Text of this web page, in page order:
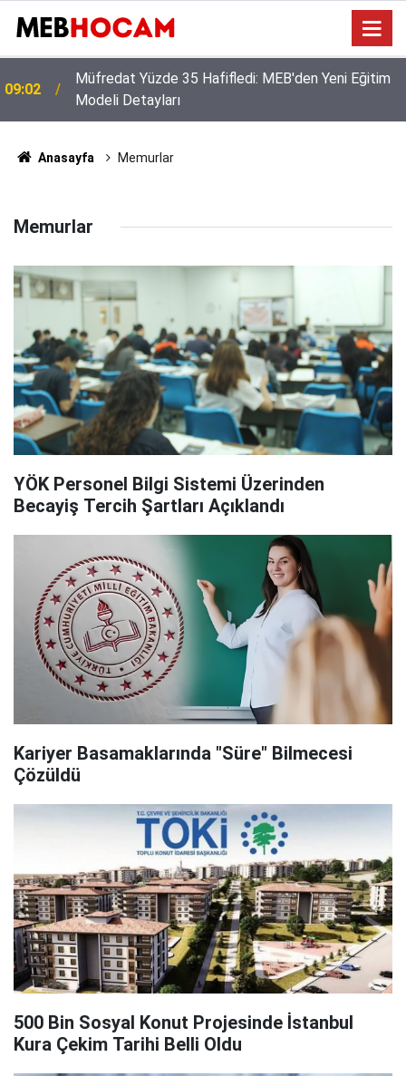
09:02
Müfredat Yüzde 35 Hafifledi: MEB'den Yeni Eğitim
Modeli Detayları
Anasayfa Memurlar
Memurlar
YÖK Personel Bilgi Sistemi Üzerinden
Becayiş Tercih Şartları Açıklandı
Kariyer Basamaklarında "Süre" Bilmecesi
Çözüldü
500 Bin Sosyal Konut Projesinde İstanbul
Kura Çekim Tarihi Belli Oldu